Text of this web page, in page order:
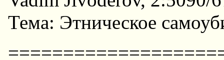
Тема: Этническое